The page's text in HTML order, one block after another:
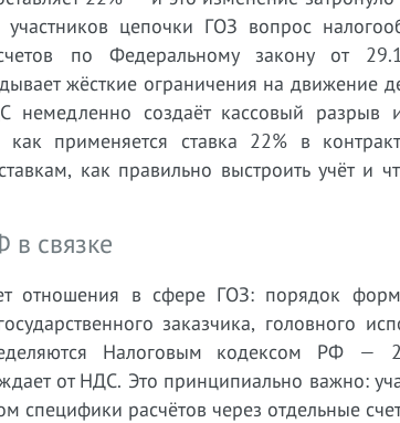
участников цепочки ГОЗ вопрос
по Федеральному закону от
жёсткие ограничения на движение
создаёт кассовый разрыв
как применяется ставка 22% в
как правильно выстроить учёт и
связке
отношения в сфере ГОЗ: порядок
заказчика, головного
Налоговым кодексом РФ —
от НДС. Это принципиально важно:
расчётов через отдельные